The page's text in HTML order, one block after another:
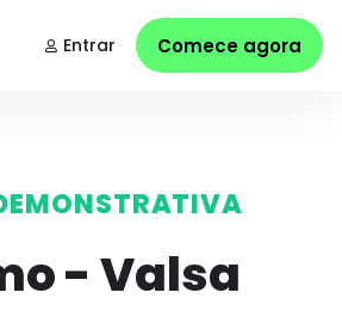
Entrar Comece agora
- Valsa